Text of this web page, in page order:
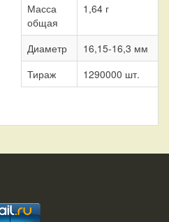
Масса
общая
1,64 г
Диаметр
16,15-16,3 мм
Тираж
1290000 шт.